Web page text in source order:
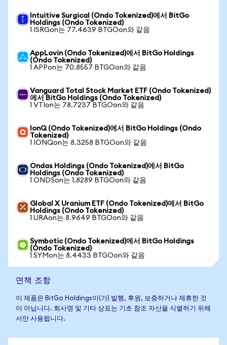
Intuitive Surgical (Ondo Tokenized)에서 BitGo
Holdings (Ondo Tokenized)
1 ISRGon는 77.4639 BTGOon와 같음
AppLovin (Ondo Tokenized)에서 BitGo Holdings
(Ondo Tokenized)
1 APPon는 70.8557 BTGOon와 같음
Vanguard Total Stock Market ETF (Ondo Tokenized)
에서 BitGo Holdings (Ondo Tokenized)
1 VTIon는 78.7237 BTGOon와 같음
IonQ (Ondo Tokenized)에서 BitGo Holdings (Ondo
Tokenized)
1 IONQon는 8.3258 BTGOon와 같음
Ondas Holdings (Ondo Tokenized)에서 BitGo
Holdings (Ondo Tokenized)
1 ONDSon는 1.8289 BTGOon와 같음
Global X Uranium ETF (Ondo Tokenized)에서 BitGo
Holdings (Ondo Tokenized)
1 URAon는 8.9649 BTGOon와 같음
Symbotic (Ondo Tokenized)에서 BitGo Holdings
(Ondo Tokenized)
1 SYMon는 8.4433 BTGOon와 같음
면책 조항
이 제품은 BitGo Holdings이(가) 발행, 후원, 보증하거나 제휴한 것
이 아닙니다. 회사명 및 기타 상표는 기초 참조 자산을 식별하기 위해
서만 사용됩니다.